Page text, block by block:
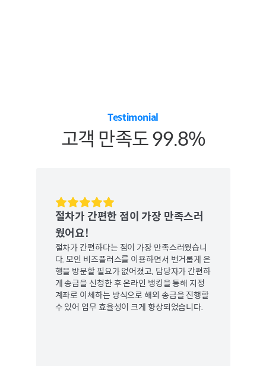
Testimonial
고객 만족도 99.8%
절차가 간편한 점이 가장 만족스러
웠어요!
절차가 간편하다는 점이 가장 만족스러웠습니
다. 모인 비즈플러스를 이용하면서 번거롭게 은
행을 방문할 필요가 없어졌고, 담당자가 간편하
게 송금을 신청한 후 온라인 뱅킹을 통해 지정
계좌로 이체하는 방식으로 해외 송금을 진행할
수 있어 업무 효율성이 크게 향상되었습니다.